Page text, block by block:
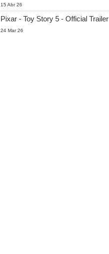
15 Abr 26
Pixar - Toy Story 5 - Official Trailer
24 Mar 26